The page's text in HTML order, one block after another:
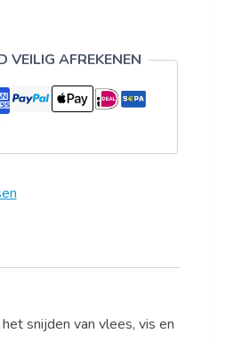
VEILIG AFREKENEN
snijden van vlees, vis en